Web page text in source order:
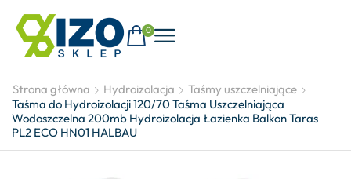
0
Strona główna Hydroizolacja
Taśmy uszczelniające
Taśma do Hydroizolacji 120/70 Taśma Uszczelniająca
Wodoszczelna 200mb Hydroizolacja Łazienka Balkon Taras
PL2 ECO HN01 HALBAU